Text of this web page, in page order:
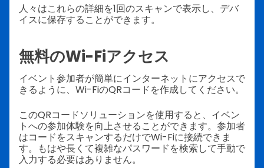
人々はこれらの詳細を1回のスキャンで表示し、デバ
イスに保存することができます。
無料のWi-Fiアクセス
イベント参加者が簡単にインターネットにアクセスで
きるように、Wi-FiのQRコードを作成してください。
このQRコードソリューションを使用すると、イベン
トへの参加体験を向上させることができます。参加者
はコードをスキャンするだけでWi-Fiに接続できま
す。もはや長くて複雑なパスワードを検索して手動で
入力する必要はありません。